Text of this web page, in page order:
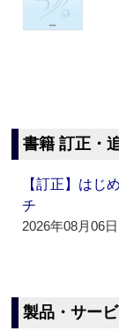
書籍 訂正・
【訂正】は
チ
2026年08月06
製品・サー